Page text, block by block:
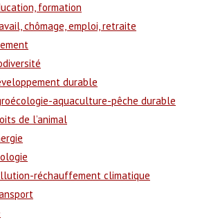
formation
chômage, emploi, retraite
durable
aquaculture-pêche durable
de l’animal
réchauffement climatique